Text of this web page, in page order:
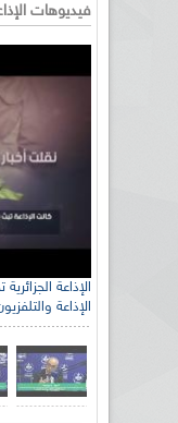
فيديوهات
الإذاعة